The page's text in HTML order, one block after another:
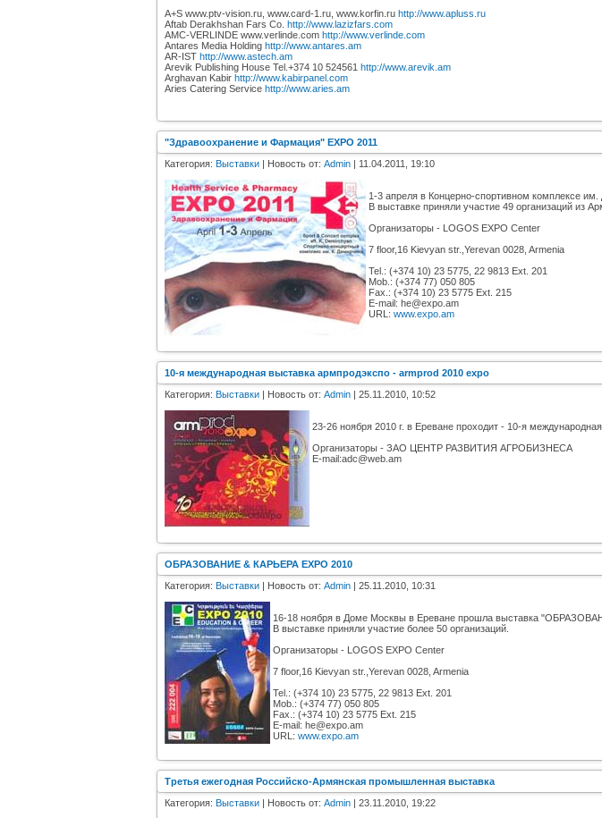
A+S www.ptv-vision.ru, www.card-1.ru, www.korfin.ru http://www.apluss.ru
Aftab Derakhshan Fars Co. http://www.lazizfars.com
AMC-VERLINDE www.verlinde.com http://www.verlinde.com
Antares Media Holding http://www.antares.am
AR-IST http://www.astech.am
Arevik Publishing House Tel.+374 10 524561 http://www.arevik.am
Arghavan Kabir http://www.kabirpanel.com
Aries Catering Service http://www.aries.am
"Здравоохранение и Фармация" EXPO 2011
Категория: Выставки | Новость от: Admin | 11.04.2011, 19:10
1-3 апреля в Концерно-спортивном комплексе
В выставке приняли участие 49 организаций из
Организаторы - LOGOS EXPO Center
7 floor,16 Kievyan str.,Yerevan 0028, Armenia
Tel.: (+374 10) 23 5775, 22 9813 Ext. 201
Mob.: (+374 77) 050 805
Fax.: (+374 10) 23 5775 Ext. 215
E-mail: he@expo.am
URL: www.expo.am
10-я международная выставка армпродэкспо - armprod 2010 expo
Категория: Выставки | Новость от: Admin | 25.11.2010, 10:52
23-26 ноября 2010 г. в Ереване проходит - 10-я
Организаторы - ЗАО ЦЕНТР РАЗВИТИЯ АГРОБИЗНЕСА
E-mail:adc@web.am
ОБРАЗОВАНИЕ & КАРЬЕРА EXPO 2010
Категория: Выставки | Новость от: Admin | 25.11.2010, 10:31
16-18 ноября в Доме Москвы в Ереване прошла выставка
В выставке приняли участие более 50 организаций.
Организаторы - LOGOS EXPO Center
7 floor,16 Kievyan str.,Yerevan 0028, Armenia
Tel.: (+374 10) 23 5775, 22 9813 Ext. 201
Mob.: (+374 77) 050 805
Fax.: (+374 10) 23 5775 Ext. 215
E-mail: he@expo.am
URL: www.expo.am
Третья ежегодная Российско-Армянская промышленная выставка
Категория: Выставки | Новость от: Admin | 23.11.2010, 19:22